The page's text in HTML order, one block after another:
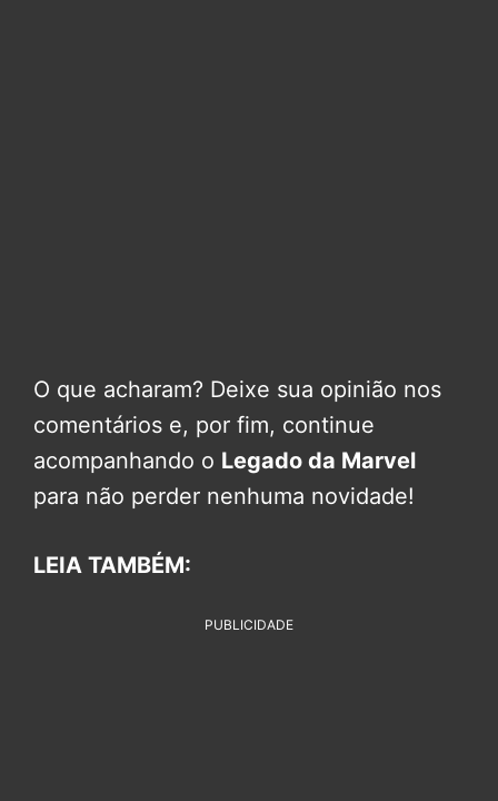
O que acharam? Deixe sua opinião nos
comentários e, por fim, continue
acompanhando o Legado da Marvel
para não perder nenhuma novidade!
LEIA TAMBÉM:
PUBLICIDADE